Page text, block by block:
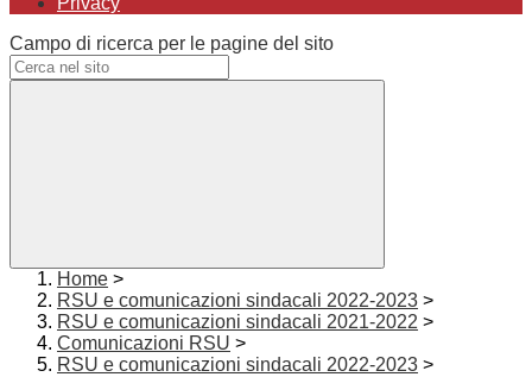
Campo di ricerca per le pagine del sito
Home >
RSU e comunicazioni sindacali 2022-2023 >
RSU e comunicazioni sindacali 2021-2022 >
Comunicazioni RSU >
RSU e comunicazioni sindacali 2022-2023 >